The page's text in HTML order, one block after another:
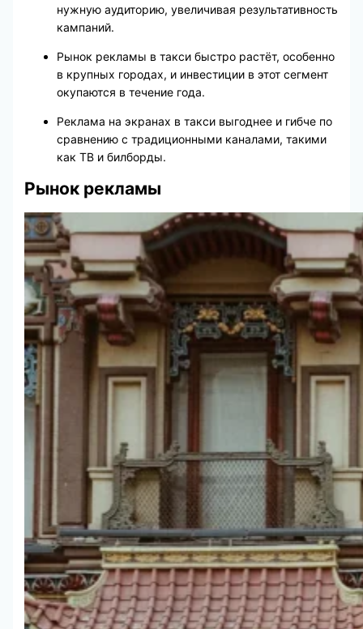
нужную аудиторию, увеличивая результативность
кампаний.
Рынок рекламы в такси быстро растёт, особенно
в крупных городах, и инвестиции в этот сегмент
окупаются в течение года.
Реклама на экранах в такси выгоднее и гибче по
сравнению с традиционными каналами, такими
как ТВ и билборды.
Рынок рекламы